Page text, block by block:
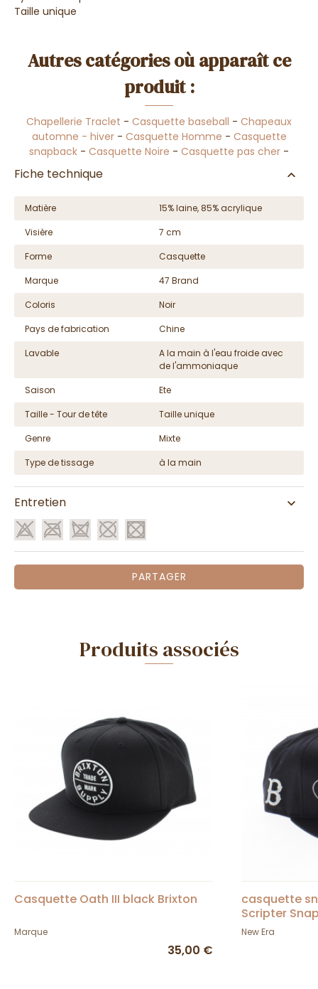
Taille unique
Autres catégories où apparaît ce
produit :
Chapellerie Traclet - Casquette baseball - Chapeaux
automne - hiver- Casquette Homme - Casquette
snapback - Casquette Noire - Casquette pas cher -
Fiche technique
Matière
15% laine, 85% acrylique
Visière
7 cm
Forme
Casquette
Marque
47 Brand
Coloris
Noir
Pays de fabrication
Chine
Lavable
A la main à l'eau froide avec
de l'ammoniaque
Saison
Ete
Taille - Tour de tête
Taille unique
Genre
Mixte
Type de tissage
à la main
Entretien
PARTAGER
Produits associés
Casquette Oath III black Brixton
Marque
35,00 €
casquette
Scripter
New Era